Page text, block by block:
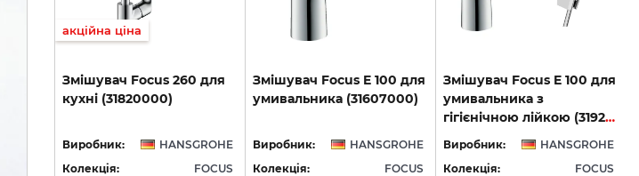
акційна ціна
Змішувач Focus 260 для
кухні (31820000)
Виробник:
HANSGROHE
Колекція:
FOCUS
Змішувач Focus E 100 для
умивальника (31607000)
Виробник:
HANSGROHE
Колекція:
FOCUS
Змішувач Focus E 100 для
умивальника з
гігієнічною лійкою (31927000)
Виробник:
HANSGROHE
Колекція:
FOCUS